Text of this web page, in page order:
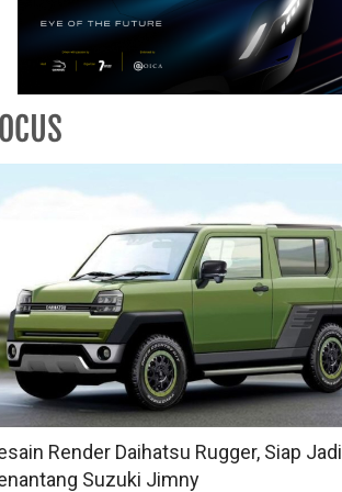
Render Daihatsu Rugger, Siap Jadi
Suzuki Jimny